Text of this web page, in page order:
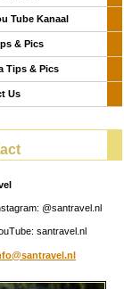
Tube Kanaal
& Pics
Tips & Pics
Us
@santravel.nl
santravel.nl
travel.nl